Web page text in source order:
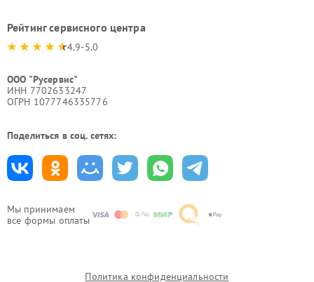
Мы принимаем
все формы оплаты
Рейтинг сервисного центра
4.9-5.0
ООО "Русервис"
ИНН 7702633247
ОГРН 1077746335776
Поделиться в соц. сетях:
Политика конфиденциальности